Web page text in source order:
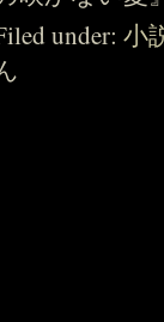
under:小